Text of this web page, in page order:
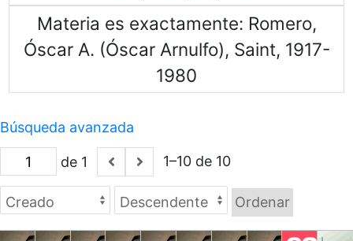
Materia es exactamente Romero,
Óscar A. (Óscar Arnulfo), Saint, 1917-
1980
de 1 1–10 de 10
Búsqueda avanzada
Ordenar